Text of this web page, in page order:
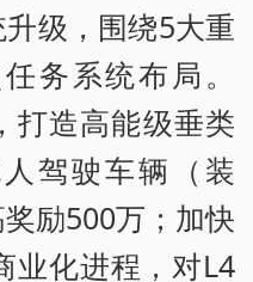
级，围绕5大重
务系统布局。
打造高能级垂类
驾驶车辆（装
励500万；加快
业化进程，对L4